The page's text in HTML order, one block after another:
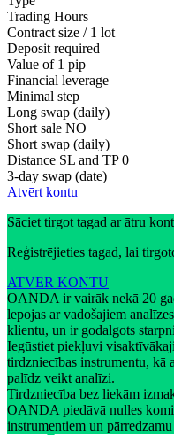
Trading Hours
Contract size / 1 lot
Deposit required
Value of 1 pip
Financial leverage
Minimal step
Long swap (daily)
Short sale NO
Short swap (daily)
Distance SL and TP 0
3-day swap (date)
Atvērt kontu
Sāciet tirgot tagad ar ātru
Reģistrējieties tagad, lai
ATVER KONTU
OANDA ir vairāk nekā 20
lepojas ar vadošajiem
klientu, un ir godalgots
Iegūstiet piekļuvi
tirdzniecības instrumentu, kā
palīdz veikt analīzi.
Tirdzniecība bez liekām
OANDA piedāvā nulles
instrumentiem un